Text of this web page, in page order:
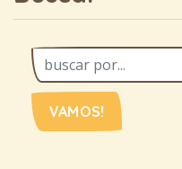
VAMOS!